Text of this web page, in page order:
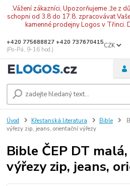
.Vážení zákazníci, Upozorňujeme ,že z
schopni od 3.8 do 17.8. zpracovávat
kamenné prodejny Logos v Třinci.
CZK
+420 775688827 +420 737670415
(Po-Pá, 9-16 hod.)
Úvod Křesťanská literatura Bible
výřezy zip, jeans, orientační výřezy
Bible ČEP DT
výřezy zip, jeans,